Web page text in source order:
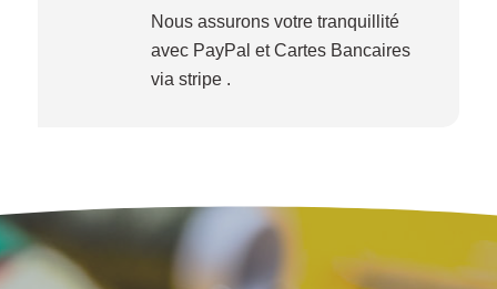
Nous assurons votre tranquillité
avec PayPal et Cartes Bancaires
via stripe .